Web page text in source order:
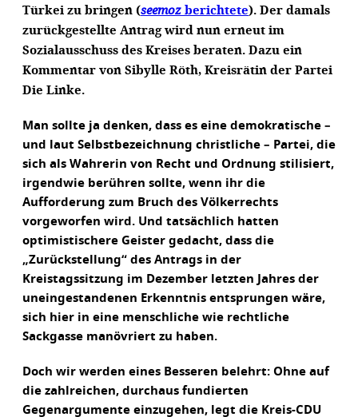
Türkei zu bringen (seemoz berichtete). Der damals
zurückgestellte Antrag wird nun erneut im
Sozialausschuss des Kreises beraten. Dazu ein
Kommentar von Sibylle Röth, Kreisrätin der Partei
Die Linke.
Man sollte ja denken, dass es eine demokratische –
und laut Selbstbezeichnung christliche – Partei, die
sich als Wahrerin von Recht und Ordnung stilisiert,
irgendwie berühren sollte, wenn ihr die
Aufforderung zum Bruch des Völkerrechts
vorgeworfen wird. Und tatsächlich hatten
optimistischere Geister gedacht, dass die
„Zurückstellung“ des Antrags in der
Kreistagssitzung im Dezember letzten Jahres der
uneingestandenen Erkenntnis entsprungen wäre,
sich hier in eine menschliche wie rechtliche
Sackgasse manövriert zu haben.
Doch wir werden eines Besseren belehrt: Ohne auf
die zahlreichen, durchaus fundierten
Gegenargumente einzugehen, legt die Kreis-CDU